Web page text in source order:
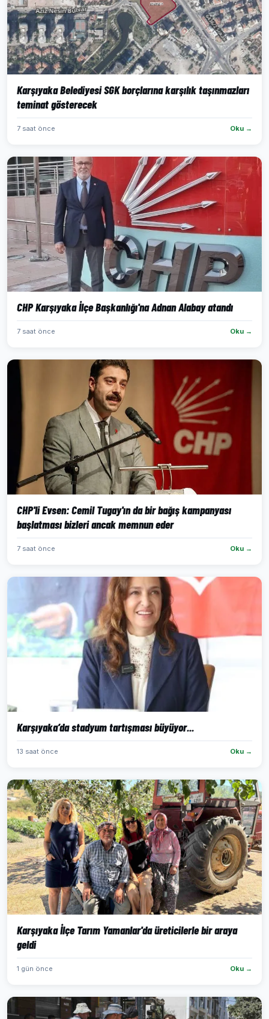
Karşıyaka Belediyesi SGK borçlarına karşılık taşınmazları
teminat gösterecek
7 saat önce Oku →
CHP Karşıyaka İlçe Başkanlığı'na Adnan Alabay atandı
7 saat önce Oku →
CHP'li Evsen: Cemil Tugay'ın da bir bağış kampanyası
başlatması bizleri ancak memnun eder
7 saat önce Oku →
Karşıyaka’da stadyum tartışması büyüyor...
13 saat önce Oku →
Karşıyaka İlçe Tarım Yamanlar'da üreticilerle bir araya
geldi
1 gün önce Oku →